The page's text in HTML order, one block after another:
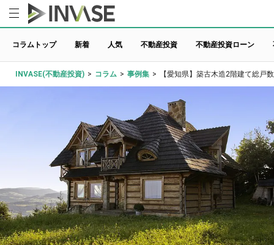
コラムトップ 新着 人気 不動産投資 不動産投資ローン
INVASE(不動産投資) > コラム > 事例集 > 【愛知県】築古木造2階建て総戸